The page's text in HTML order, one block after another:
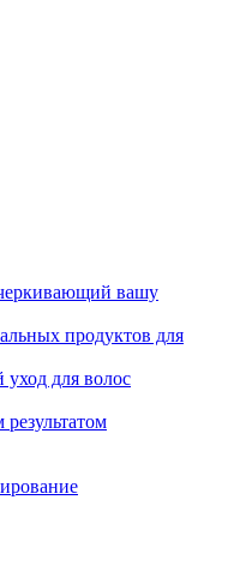
вашу
продуктов для
для волос